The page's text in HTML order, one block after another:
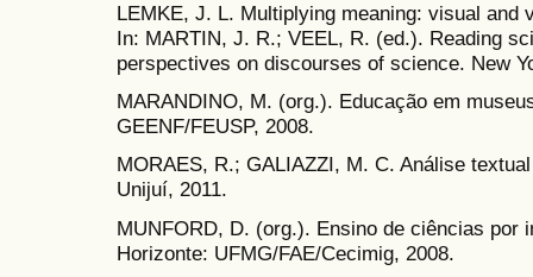
LEMKE, J. L. Multiplying meaning: visual
In: MARTIN, J. R.; VEEL, R. (ed.). Reading
perspectives on discourses of science. New
MARANDINO, M. (org.). Educação em
GEENF/FEUSP, 2008.
MORAES, R.; GALIAZZI, M. C. Análise
Unijuí, 2011.
MUNFORD, D. (org.). Ensino de ciências por
Horizonte: UFMG/FAE/Cecimig, 2008.